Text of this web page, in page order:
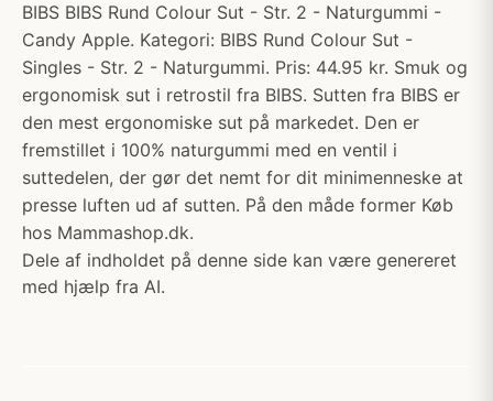
BIBS BIBS Rund Colour Sut - Str. 2 - Naturgummi -
Candy Apple. Kategori: BIBS Rund Colour Sut -
Singles - Str. 2 - Naturgummi. Pris: 44.95 kr. Smuk og
ergonomisk sut i retrostil fra BIBS. Sutten fra BIBS er
den mest ergonomiske sut på markedet. Den er
fremstillet i 100% naturgummi med en ventil i
suttedelen, der gør det nemt for dit minimenneske at
presse luften ud af sutten. På den måde former Køb
hos Mammashop.dk.
Dele af indholdet på denne side kan være genereret
med hjælp fra AI.